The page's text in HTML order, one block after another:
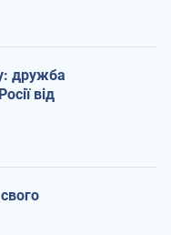
дружба
від